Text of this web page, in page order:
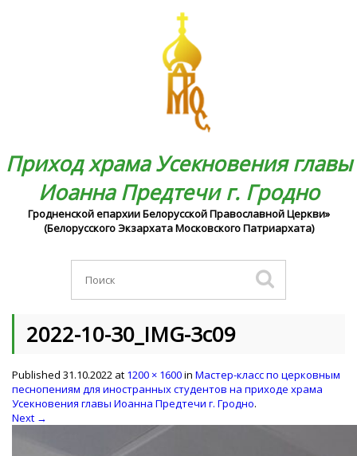
Приход храма Усекновения главы
Иоанна Предтечи г. Гродно
Гродненской епархии Белорусской Православной Церкви»
(Белорусского Экзархата Московского Патриархата)
2022-10-30_IMG-3c09
Published 31.10.2022 at 1200 × 1600in Мастер-класс по церковным
песнопениям для иностранных студентов на приходе храма
Усекновения главы Иоанна Предтечи г. Гродно.
Next →